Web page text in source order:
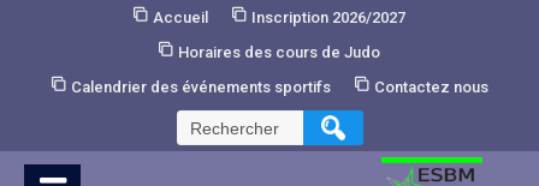
Accueil
Inscription 2026/2027
Horaires des cours de Judo
Calendrier des événements sportifs
Contactez nous
Rechercher :